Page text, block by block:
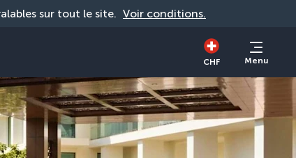
sur tout le site. Voir conditions.
CHF Menu